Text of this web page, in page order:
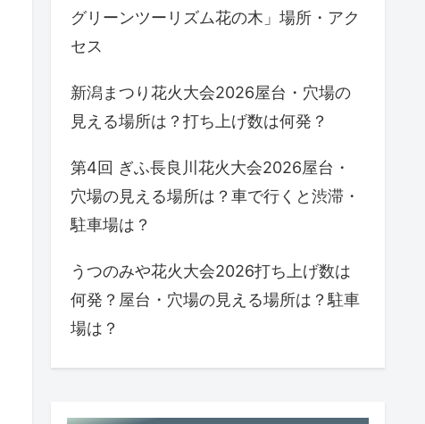
グリーンツーリズム花の木」場所・アク
セス
新潟まつり花火大会2026屋台・穴場の
見える場所は？打ち上げ数は何発？
第4回 ぎふ長良川花火大会2026屋台・
穴場の見える場所は？車で行くと渋滞・
駐車場は？
うつのみや花火大会2026打ち上げ数は
何発？屋台・穴場の見える場所は？駐車
場は？